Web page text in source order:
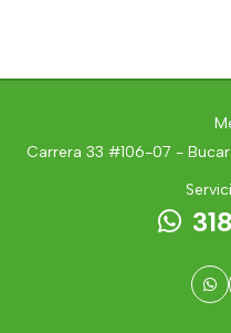
Carrera 33 #106-07 -